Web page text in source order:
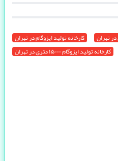
تهران
کارخانه تولید ایزوگام در تهران
کارخانه تولید ایزوگام ۱۵۰۰۰ متری در تهران